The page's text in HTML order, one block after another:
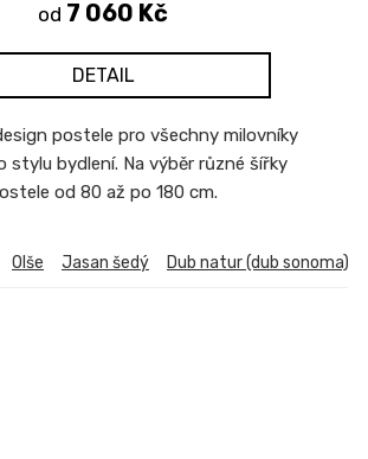
od 7 060 Kč
DETAIL
postele pro všechny milovníky
stylu bydlení. Na výběr různé šířky
od 80 až po 180 cm.
Olše Jasan šedý Dub natur (dub sonoma)